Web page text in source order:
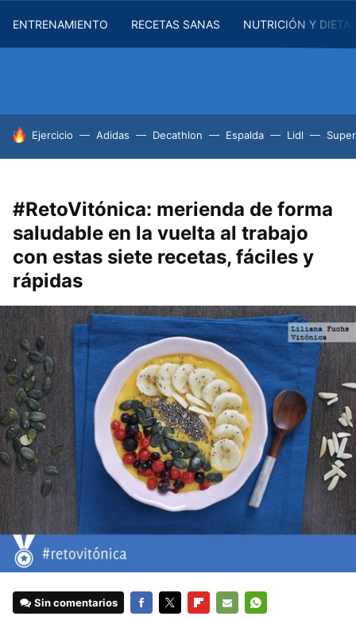
ENTRENAMIENTO RECETAS SANAS NUTRICIÓN Y
HOY SE HABLA DE
Ejercicio Adidas Decathlon Espalda Lidl
#RetoVitónica: merienda de forma
saludable en la vuelta al trabajo
con estas siete recetas, fáciles y
rápidas
Sin comentarios